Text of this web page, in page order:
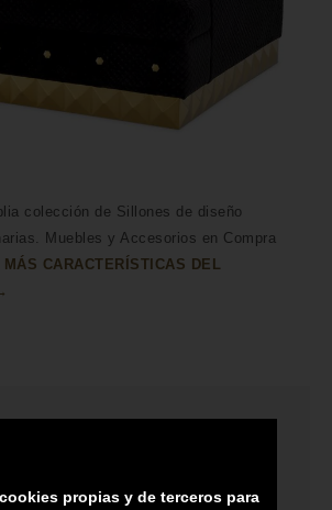
colección de Sillones de diseño
Muebles y Accesorios en Compra
MÁS CARACTERÍSTICAS DEL
TODA CANARIAS
propias y de terceros para